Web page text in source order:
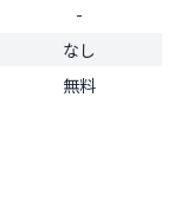
-
なし
無料